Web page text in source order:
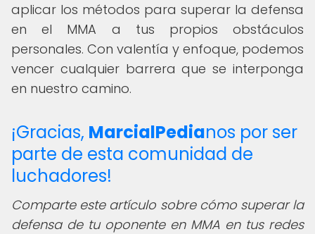
aplicar los métodos para superar la defensa
en el MMA a tus propios obstáculos
personales. Con valentía y enfoque, podemos
vencer cualquier barrera que se interponga
en nuestro camino.
¡Gracias, MarcialPedianos por ser
parte de esta comunidad de
luchadores!
Comparte este artículo sobre cómo superar la
defensa de tu oponente en MMA en tus redes